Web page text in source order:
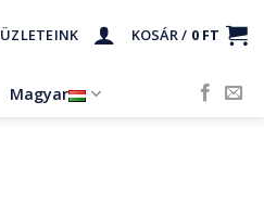
ÜZLETEINK KOSÁR / 0 FT
Magyar